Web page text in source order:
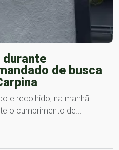
durante
de busca
e recolhido, na manhã
o cumprimento de…